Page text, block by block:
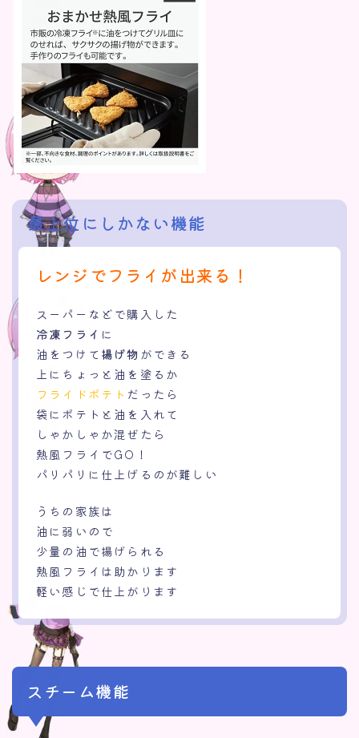
最上位にしかない機能
レンジでフライが出来る！
スーパーなどで購入した
冷凍フライ に
油をつけて揚げ物 ができる
上にちょっと油を塗るか
フライドポテト だったら
袋にポテトと油を入れて
しゃかしゃか混ぜたら
熱風フライでGO！
パリパリに仕上げるのが難しい
うちの家族は
油に弱いので
少量の油で揚げられる
熱風フライは助かります
軽い感じで仕上がります
スチーム機能